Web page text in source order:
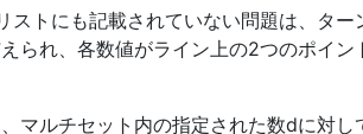
ストにも記載されていない問題は、タ
られ、各数値がライン上の2つのポイ
マルチセット内の指定された数dに対